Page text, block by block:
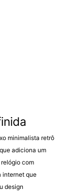
minimalista retrô
adiciona um
com
internet que
design